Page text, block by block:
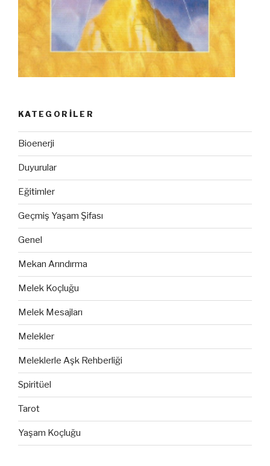
KATEGORILER
Bioenerji
Duyurular
Eğitimler
Geçmiş Yaşam Şifası
Genel
Mekan Arındırma
Melek Koçluğu
Melek Mesajları
Melekler
Meleklerle Aşk Rehberliği
Spiritüel
Tarot
Yaşam Koçluğu